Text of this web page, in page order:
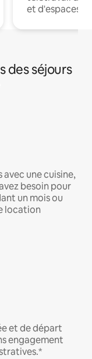
et d'espaces
des séjours
une cuisine,
besoin pour
un mois ou
location
et de départ
engagement